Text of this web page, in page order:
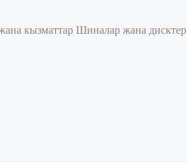
кызматтар Шиналар жана дисктер